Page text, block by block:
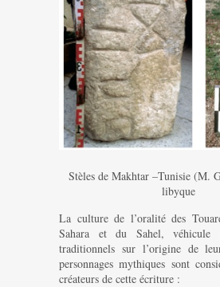
Stèles de Makhtar –Tunisie (M.
libyque
La culture de l’oralité des
Sahara et du Sahel, véhicule
traditionnels sur l’origine de
personnages mythiques sont
créateurs de cette écriture :